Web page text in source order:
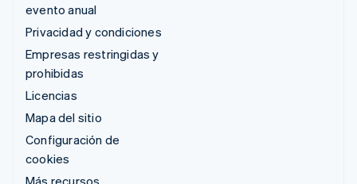
evento anual
Privacidad y condiciones
Empresas restringidas y
prohibidas
Licencias
Mapa del sitio
Configuración de
cookies
Más recursos